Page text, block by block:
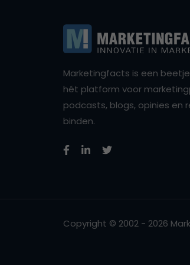
Marketingfacts is een
hét platform voor
podcasts, blogs, opinies en
binden.
Copyright © 2002 - 2026